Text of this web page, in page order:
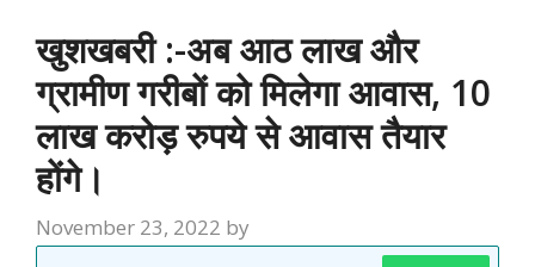
खुशखबरी :-अब आठ लाख और
ग्रामीण गरीबों को मिलेगा आवास, 10
लाख करोड़ रुपये से आवास तैयार
होंगे।
November 23, 2022 by